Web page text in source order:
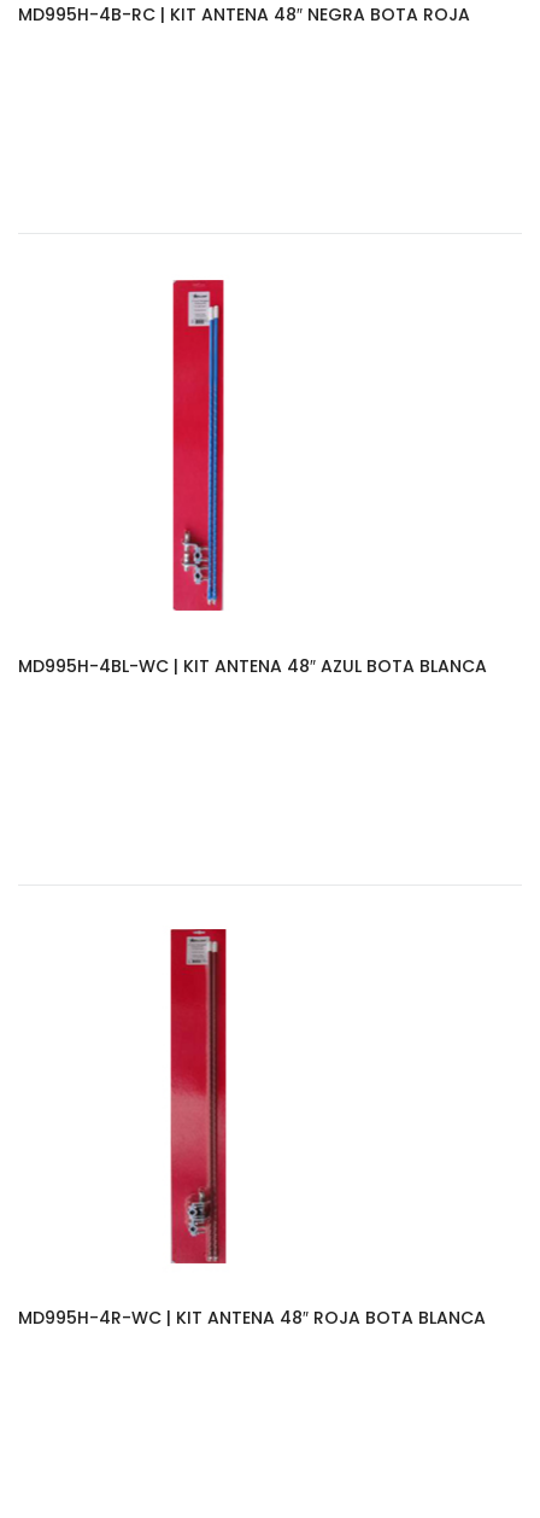
MD995H-4B-RC | KIT ANTENA 48″ NEGRA BOTA ROJA
MD995H-4BL-WC | KIT ANTENA 48″ AZUL BOTA BLANCA
MD995H-4R-WC | KIT ANTENA 48″ ROJA BOTA BLANCA